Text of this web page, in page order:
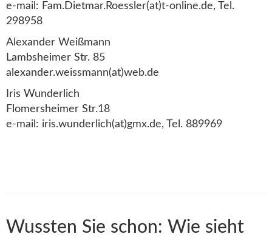
e-mail: Fam.Dietmar.Roessler(at)t-online.de, Tel.
298958
Alexander Weißmann
Lambsheimer Str. 85
alexander.weissmann(at)web.de
Iris Wunderlich
Flomersheimer Str.18
e-mail: iris.wunderlich(at)gmx.de, Tel. 889969
Wussten Sie schon: Wie sieht